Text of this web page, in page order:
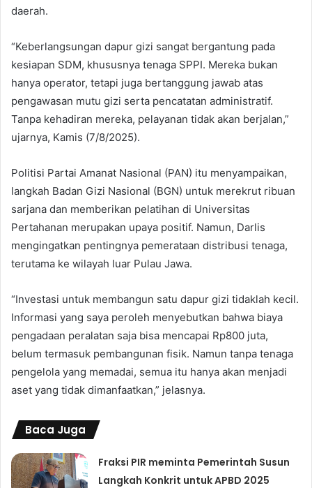
daerah.
“Keberlangsungan dapur gizi sangat bergantung pada
kesiapan SDM, khususnya tenaga SPPI. Mereka bukan
hanya operator, tetapi juga bertanggung jawab atas
pengawasan mutu gizi serta pencatatan administratif.
Tanpa kehadiran mereka, pelayanan tidak akan berjalan,”
ujarnya, Kamis (7/8/2025).
Politisi Partai Amanat Nasional (PAN) itu menyampaikan,
langkah Badan Gizi Nasional (BGN) untuk merekrut ribuan
sarjana dan memberikan pelatihan di Universitas
Pertahanan merupakan upaya positif. Namun, Darlis
mengingatkan pentingnya pemerataan distribusi tenaga,
terutama ke wilayah luar Pulau Jawa.
“Investasi untuk membangun satu dapur gizi tidaklah kecil.
Informasi yang saya peroleh menyebutkan bahwa biaya
pengadaan peralatan saja bisa mencapai Rp800 juta,
belum termasuk pembangunan fisik. Namun tanpa tenaga
pengelola yang memadai, semua itu hanya akan menjadi
aset yang tidak dimanfaatkan,” jelasnya.
Baca Juga
Fraksi PIR meminta Pemerintah Susun
Langkah Konkrit untuk APBD 2025